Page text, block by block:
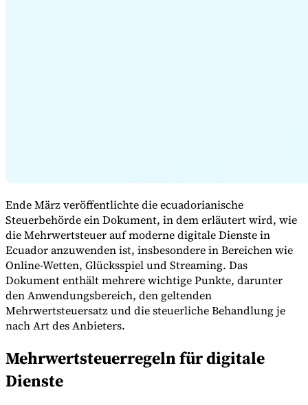
Werkzeuge
VAT-Rechner
Nummernprüfer
Ende März veröffentlichte die ecuadorianische
Steuerbehörde ein Dokument, in dem erläutert wird, wie
die Mehrwertsteuer auf moderne digitale Dienste in
Ecuador anzuwenden ist, insbesondere in Bereichen wie
Online-Wetten, Glücksspiel und Streaming. Das
Dokument enthält mehrere wichtige Punkte, darunter
den Anwendungsbereich, den geltenden
Mehrwertsteuersatz und die steuerliche Behandlung je
nach Art des Anbieters.
Mehrwertsteuerregeln für digitale
Dienste